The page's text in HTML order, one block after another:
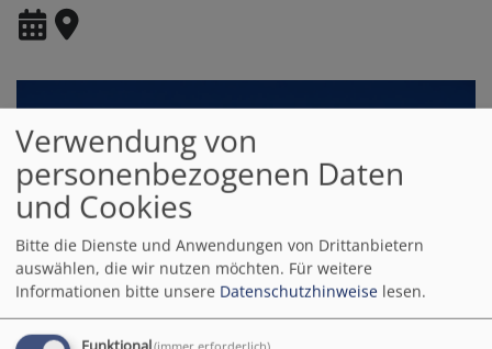
So, 6.9. 9 Uhr
Gottesdienst
Verwendung von
personenbezogenen Daten
und Cookies
Bitte die Dienste und Anwendungen von Drittanbietern
auswählen, die wir nutzen möchten. Für weitere
Informationen bitte unsere Datenschutzhinweise lesen.
(immer erforderlich)